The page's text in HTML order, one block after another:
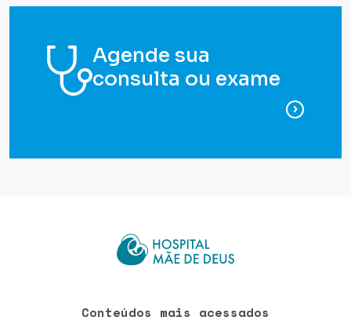
Agende sua
consulta ou exame
para
Conteúdos mais acessados